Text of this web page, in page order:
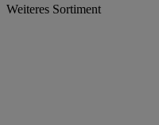
Weiteres Sortiment